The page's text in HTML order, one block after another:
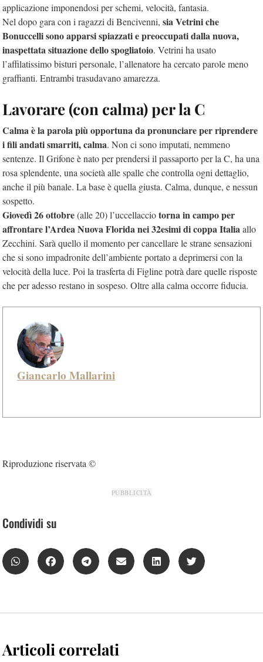
applicazione imponendosi per schemi, velocità, fantasia.
Nel dopo gara con i ragazzi di Bencivenni, sia Vetrini che
Bonuccelli sono apparsi spiazzati e preoccupati dalla nuova,
inaspettata situazione dello spogliatoio. Vetrini ha usato
l’affilatissimo bisturi personale, l’allenatore ha cercato parole meno
graffianti. Entrambi trasudavano amarezza.
Lavorare (con calma) per la C
Calma è la parola più opportuna da pronunciare per riprendere
i fili andati smarriti, calma. Non ci sono imputati, nemmeno
sentenze. Il Grifone è nato per prendersi il passaporto per la C, ha una
rosa splendente, una società alle spalle che controlla ogni dettaglio,
anche il più banale. La base è quella giusta. Calma, dunque, e nessun
sospetto.
Giovedì 26 ottobre(alle 20) l’uccellacciotorna in campo per
affrontare l’Ardea Nuova Florida nei 32esimi di coppa Italiaallo
Zecchini. Sarà quello il momento per cancellare le strane sensazioni
che si sono impadronite dell’ambiente portato a deprimersi con la
velocità della luce. Poi la trasferta di Figline potrà dare quelle risposte
che per adesso restano in sospeso. Oltre alla calma occorre fiducia.
Giancarlo Mallarini
Riproduzione riservata ©
PUBBLICITÀ
Condividi su
Articoli correlati